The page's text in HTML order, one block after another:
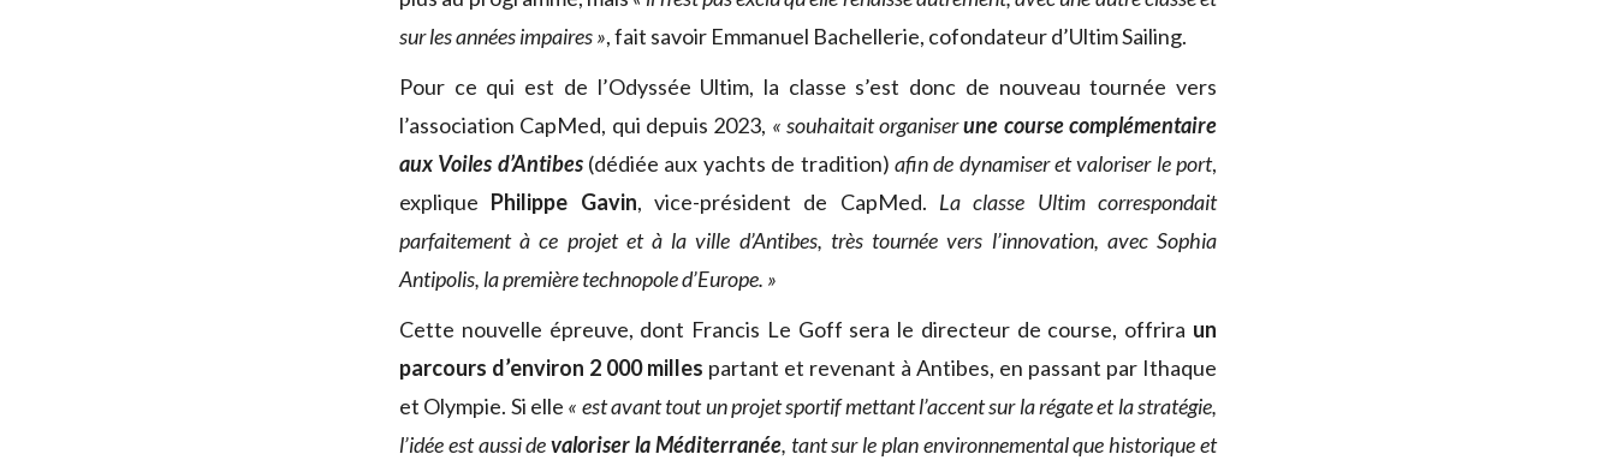
sur les années impaires », fait savoir Emmanuel Bachellerie, cofondateur d’Ultim Sailing.
Pour ce qui est de l’Odyssée Ultim, la classe s’est donc de nouveau tournée vers
l’association CapMed, qui depuis 2023, « souhaitait organiserune course complémentaire
aux Voiles d’Antibes (dédiée aux yachts de tradition) afin de dynamiser et valoriser le port,
explique Philippe Gavin, vice-président de CapMed. La classe Ultim correspondait
parfaitement à ce projet et à la ville d’Antibes, très tournée vers l’innovation, avec Sophia
Antipolis, la première technopole d’Europe. »
Cette nouvelle épreuve, dont Francis Le Goff sera le directeur de course, offrira un
parcours d’environ 2 000 milles partant et revenant à Antibes, en passant par Ithaque
et Olympie. Si elle « est avant tout un projet sportif mettant l’accent sur la régate et la stratégie,
l’idée est aussi devaloriser la Méditerranée, tant sur le plan environnemental que historique et